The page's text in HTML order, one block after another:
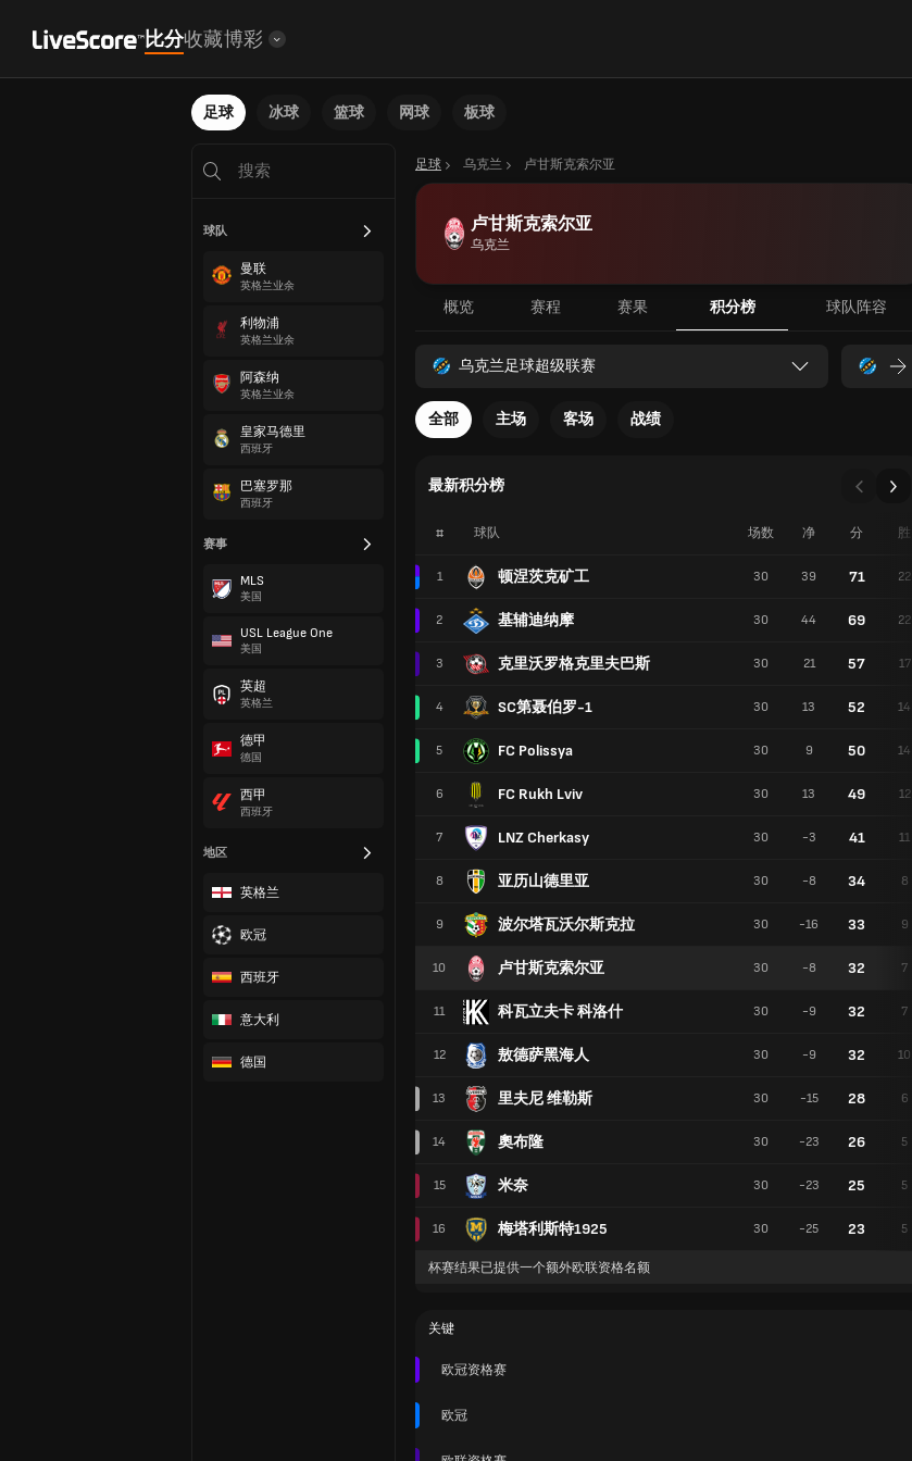
比分收藏博彩
足球 冰球 篮球 网球 板球
球队
曼联
英格兰业余
利物浦
英格兰业余
阿森纳
英格兰业余
皇家马德里
西班牙
巴塞罗那
西班牙
赛事
MLS
美国
USL League One
美国
英超
英格兰
德甲
德国
西甲
西班牙
地区
英格兰
欧冠
西班牙
意大利
德国
足球 乌克兰 卢甘斯克索尔亚
卢甘斯克索尔亚
乌克兰
概览 赛程 赛果 积分榜 球队阵容
乌克兰足球超级联赛
全部 主场 客场 战绩
最新积分榜
# 球队
1 顿涅茨克矿工
2 基辅迪纳摩
3 克里沃罗格克里夫巴斯
4 SC第聂伯罗-1
5 FC Polissya
6 FC Rukh Lviv
7 LNZ Cherkasy
8 亚历山德里亚
9 波尔塔瓦沃尔斯克拉
10 卢甘斯克索尔亚
11 科瓦立夫卡 科洛什
12 敖德萨黑海人
13 里夫尼 维勒斯
14 奧布隆
15 米奈
16 梅塔利斯特1925
场数 净 分 胜
30 39 71 22
30 44 69 22
30 21 57 17
30 13 52 14
30 9 50 14
30 13 49 12
30 -3 41 11
30 -8 34 8
30 -16 33 9
30 -8 32 7
30 -9 32 7
30 -9 32 10
30 -15 28 6
30 -23 26 5
30 -23 25 5
30 -25 23 5
杯赛结果已提供一个额外欧联资格名额
关键
欧冠资格赛
欧冠